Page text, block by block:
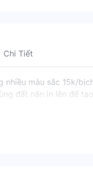
Chi Tiết
nhiều màu sắc 15k/
đất nặn in lên để